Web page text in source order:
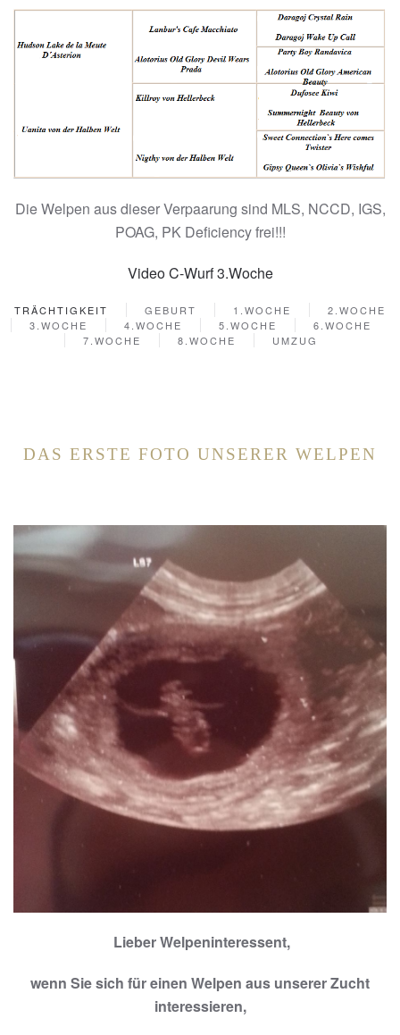
Die Welpen aus dieser Verpaarung sind MLS, NCCD, IGS,
POAG, PK Deficiency frei!!!
Video C-Wurf 3.Woche
TRÄCHTIGKEIT GEBURT 1.WOCHE
2.WOCHE
3.WOCHE
4.WOCHE 5.WOCHE
6.WOCHE
7.WOCHE
8.WOCHE UMZUG
DAS ERSTE FOTO UNSERER WELPEN
Lieber Welpeninteressent,
wenn Sie sich für einen Welpen aus unserer Zucht
interessieren,